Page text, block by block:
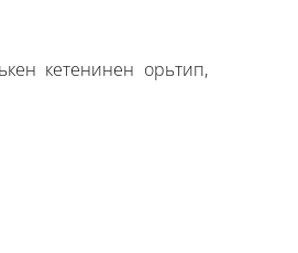
кетенинен орьтип,